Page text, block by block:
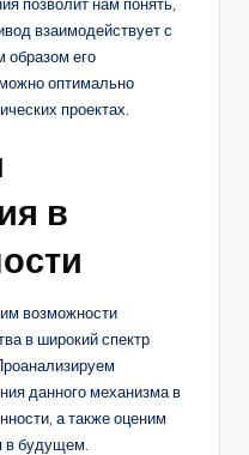
взаимодействует с
образом его
оптимально
проектах.
в
возможности
в широкий спектр
данного механизма в
а также оценим
в будущем.